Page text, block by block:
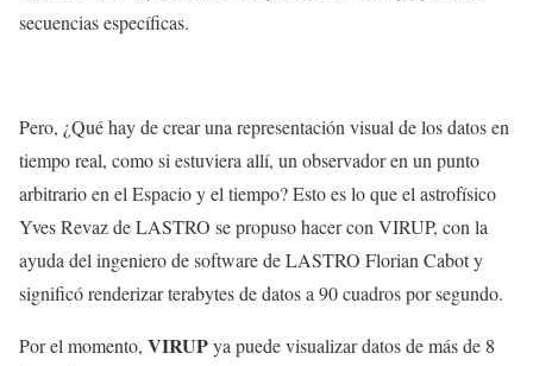
secuencias específicas.
Pero, ¿Qué hay de crear una representación visual de los datos en
tiempo real, como si estuviera allí, un observador en un punto
arbitrario en el Espacio y el tiempo? Esto es lo que el astrofísico
Yves Revaz de LASTRO se propuso hacer con VIRUP, con la
ayuda del ingeniero de software de LASTRO Florian Cabot y
significó renderizar terabytes de datos a 90 cuadros por segundo.
Por el momento, VIRUPya puede visualizar datos de más de 8